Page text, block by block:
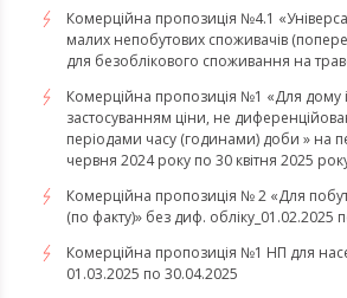
Комерційна пропозиція №4.1
малих непобутових споживачів
для безоблікового споживання на
Комерційна пропозиція №1 «Для дому
застосуванням ціни, не
періодами часу (годинами) доби » на
червня 2024 року по 30 квітня 2025
Комерційна пропозиція № 2 «Для
(по факту)» без диф. обліку_01.02.2025
Комерційна пропозиція №1 НП для
01.03.2025 по 30.04.2025